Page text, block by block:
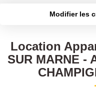
Modifier les
Sélectionnez...
Type de bien
Location
SUR MARNE -